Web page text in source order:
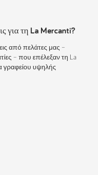
για τη La Mercanti?
από πελάτες μας –
– που επέλεξαν τη La
γραφείου υψηλής